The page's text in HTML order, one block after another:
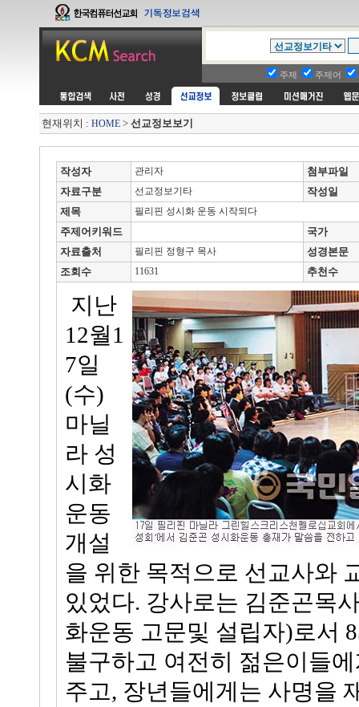
주제 주제어
현재위치 : HOME > 선교정보보기
작성자 관리자
첨부파일
자료구분
선교정보기타
작성일
제목
필리핀 성시화 운동 시작되다
주제어키워드
국가
자료출처
필리핀 정형구 목사
성경본문
조회수
11631 추천수
지난
12월1
7일
(수)
마닐
라 성
시화
운동
개설
을 위한 목적으로 선교사와
있었다. 강사로는 김준곤목
화운동 고문및 설립자)로서
불구하고 여전히 젊은이들
주고, 장년들에게는 사명을